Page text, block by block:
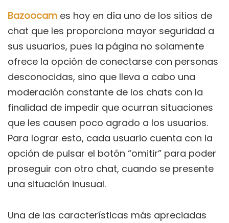
Bazoocam es hoy en día uno de los sitios de
chat que les proporciona mayor seguridad a
sus usuarios, pues la página no solamente
ofrece la opción de conectarse con personas
desconocidas, sino que lleva a cabo una
moderación constante de los chats con la
finalidad de impedir que ocurran situaciones
que les causen poco agrado a los usuarios.
Para lograr esto, cada usuario cuenta con la
opción de pulsar el botón “omitir” para poder
proseguir con otro chat, cuando se presente
una situación inusual.
Una de las características más apreciadas